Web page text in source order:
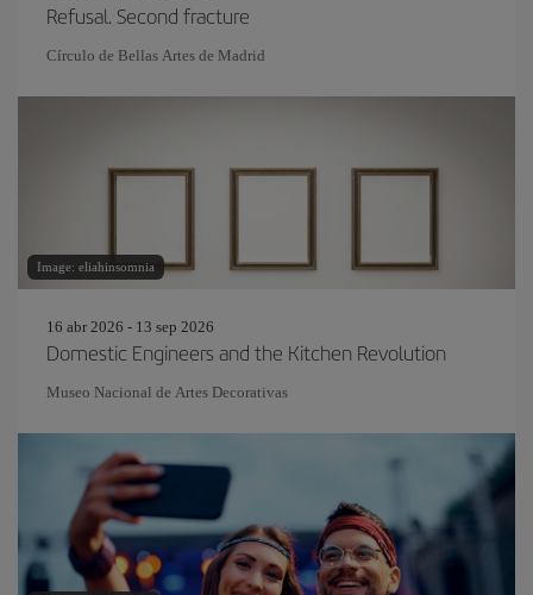
Refusal. Second fracture
Círculo de Bellas Artes de Madrid
Image: eliahinsomnia
16 abr 2026 - 13 sep 2026
Domestic Engineers and the Kitchen Revolution
Museo Nacional de Artes Decorativas